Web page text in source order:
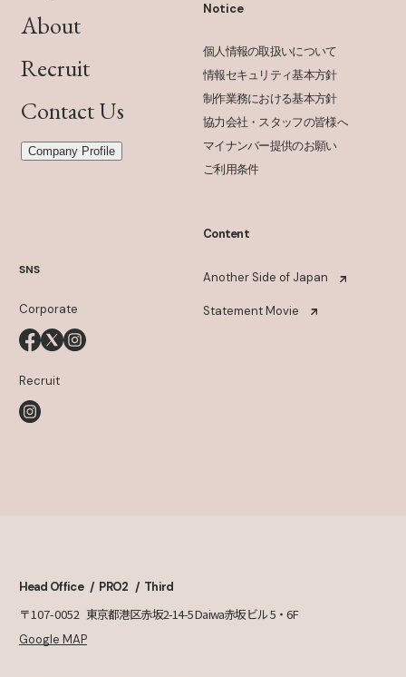
About
Recruit
Contact Us
Company Profile
SNS
Corporate
Recruit
Notice
個人情報の取扱いについて
情報セキュリティ基本方針
制作業務における基本方針
協力会社・スタッフの皆様へ
マイナンバー提供のお願い
ご利用条件
Content
Another Side of Japan
Statement Movie
Head Office PRO2 Third
〒107-0052 東京都港区赤坂2-14-5 Daiwa赤坂ビル 5・6F
Google MAP